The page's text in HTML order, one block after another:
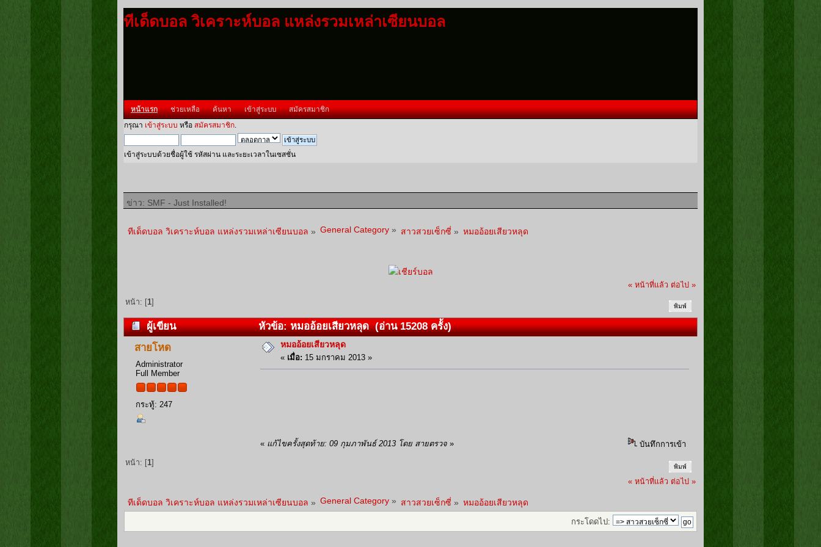
ทีเด็ดบอล วิเคราะห์บอล แหล่งรวมเหล่าเซียนบอล
หน้าแรก ช่วยเหลือ ค้นหา เข้าสู่ระบบ สมัครสมาชิก
กรุณา เข้าสู่ระบบ หรือ สมัครสมาชิก.
เข้าสู่ระบบด้วยชื่อผู้ใช้ รหัสผ่าน และระยะเวลาในเซสชั่น
ข่าว: SMF - Just Installed!
ทีเด็ดบอล วิเคราะห์บอล แหล่งรวมเหล่าเซียนบอล » General Category » สาวสวยเซ็กซี่ » หมออ้อยเสียวหลุด
« หน้าที่แล้ว ต่อไป »
พิมพ์
หน้า: [ 1]
ผู้เขียน
หัวข้อ: หมออ้อยเสียวหลุด (อ่าน 15208 ครั้ง)
สายโหด
Administrator
Full Member
กระทู้: 247
หมออ้อยเสียวหลุด
« เมื่อ: 15 มกราคม 2013 »
« แก้ไขครั้งสุดท้าย: 09 กุมภาพันธ์ 2013 โดย สายตรวจ » บันทึกการเข้า
พิมพ์
หน้า: [1]
« หน้าที่แล้ว ต่อไป »
ทีเด็ดบอล วิเคราะห์บอล แหล่งรวมเหล่าเซียนบอล » General Category » สาวสวยเซ็กซี่ » หมออ้อยเสียวหลุด
กระโดดไป: